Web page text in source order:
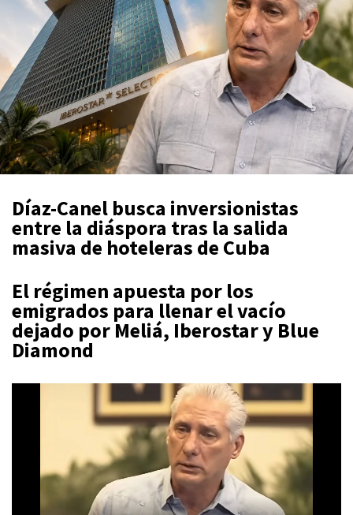
Díaz-Canel busca inversionistas
entre la diáspora tras la salida
masiva de hoteleras de Cuba
El régimen apuesta por los
emigrados para llenar el vacío
dejado por Meliá, Iberostar y Blue
Diamond